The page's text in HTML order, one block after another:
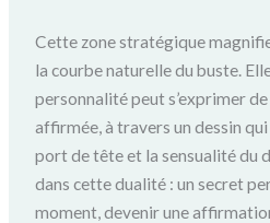
Cette zone stratégique
la courbe naturelle du buste.
personnalité peut s’exprimer
affirmée, à travers un dessin qui
port de tête et la sensualité du
dans cette dualité : un secret
moment, devenir une